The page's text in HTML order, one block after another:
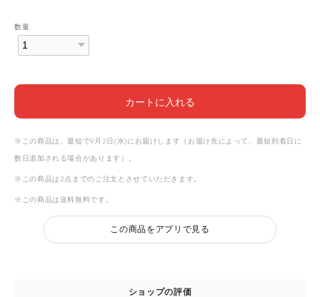
数量
カートに入れる
※この商品は、最短で9月2日(水)にお届けします（お届け先によって、最短到着日に
数日追加される場合があります）。
※この商品は2点までのご注文とさせていただきます。
※この商品は 送料無料です。
この商品をアプリで見る
ショップの評価